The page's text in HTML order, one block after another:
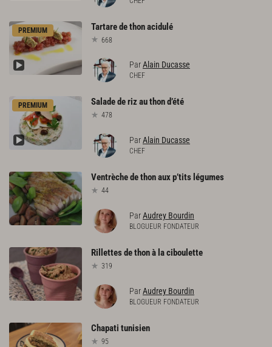
PREMIUM Tartaredethonacidulé
668
ParAlain Ducasse
CHEF
PREMIUM Saladederizauthond’été
478
ParAlain Ducasse
CHEF
Ventrèchedethonauxp’tits légumes
44
ParAudrey Bourdin
BLOGUEUR FONDATEUR
Rillettesdethonà laciboulette
319
ParAudrey Bourdin
BLOGUEUR FONDATEUR
Chapati tunisien
95